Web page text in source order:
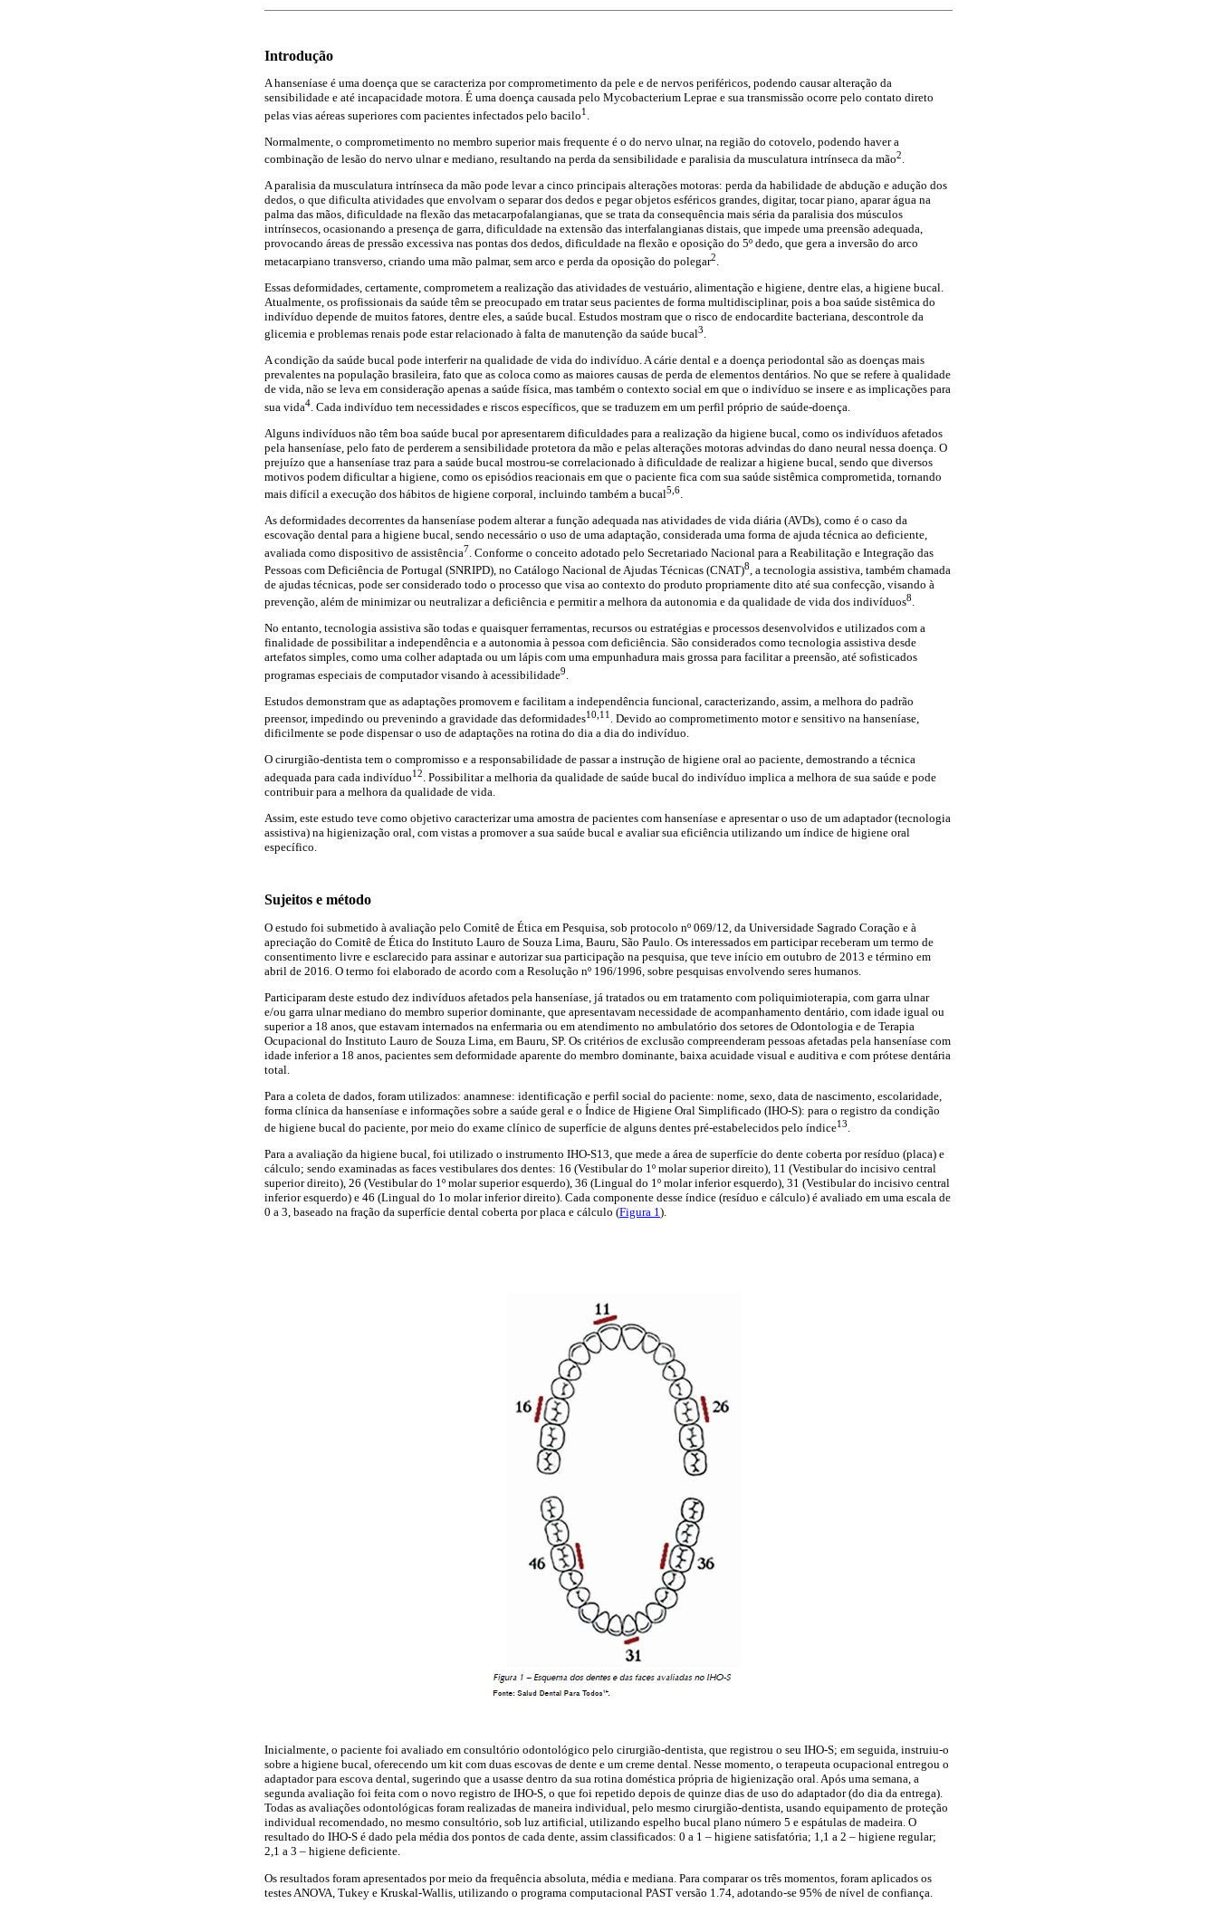
Introdução
A hanseníase é uma doença que se caracteriza por comprometimento da pele e de nervos periféricos, podendo causar alteração da
sensibilidade e até incapacidade motora. É uma doença causada pelo Mycobacterium Leprae e sua transmissão ocorre pelo contato direto
pelas vias aéreas superiores com pacientes infectados pelo bacilo1
Normalmente, o comprometimento no membro superior mais frequente é o do nervo ulnar, na região do cotovelo, podendo haver a
combinação de lesão do nervo ulnar e mediano, resultando na perda da sensibilidade e paralisia da musculatura intrínseca da mão2.
A paralisia da musculatura intrínseca da mão pode levar a cinco principais alterações motoras: perda da habilidade de abdução e adução dos
dedos, o que dificulta atividades que envolvam o separar dos dedos e pegar objetos esféricos grandes, digitar, tocar piano, aparar água na
palma das mãos, dificuldade na flexão das metacarpofalangianas, que se trata da consequência mais séria da paralisia dos músculos
intrínsecos, ocasionando a presença de garra, dificuldade na extensão das interfalangianas distais, que impede uma preensão adequada,
provocando áreas de pressão excessiva nas pontas dos dedos, dificuldade na flexão e oposição do 5º dedo, que gera a inversão do arco
metacarpiano transverso, criando uma mão palmar, sem arco e perda da oposição do polegar2
Essas deformidades, certamente, comprometem a realização das atividades de vestuário, alimentação e higiene, dentre elas, a higiene bucal.
Atualmente, os profissionais da saúde têm se preocupado em tratar seus pacientes de forma multidisciplinar, pois a boa saúde sistêmica do
indivíduo depende de muitos fatores, dentre eles, a saúde bucal. Estudos mostram que o risco de endocardite bacteriana, descontrole da
glicemia e problemas renais pode estar relacionado à falta de manutenção da saúde bucal3.
A condição da saúde bucal pode interferir na qualidade de vida do indivíduo. A cárie dental e a doença periodontal são as doenças mais
prevalentes na população brasileira, fato que as coloca como as maiores causas de perda de elementos dentários. No que se refere à qualidade
de vida, não se leva em consideração apenas a saúde física, mas também o contexto social em que o indivíduo se insere e as implicações para
sua vida4 . Cada indivíduo tem necessidades e riscos específicos, que se traduzem em um perfil próprio de saúde-doença.
Alguns indivíduos não têm boa saúde bucal por apresentarem dificuldades para a realização da higiene bucal, como os indivíduos afetados
pela hanseníase, pelo fato de perderem a sensibilidade protetora da mão e pelas alterações motoras advindas do dano neural nessa doença. O
prejuízo que a hanseníase traz para a saúde bucal mostrou-se correlacionado à dificuldade de realizar a higiene bucal, sendo que diversos
motivos podem dificultar a higiene, como os episódios reacionais em que o paciente fica com sua saúde sistêmica comprometida, tornando
mais difícil a execução dos hábitos de higiene corporal, incluindo também a bucal5,6.
As deformidades decorrentes da hanseníase podem alterar a função adequada nas atividades de vida diária (AVDs), como é o caso da
escovação dental para a higiene bucal, sendo necessário o uso de uma adaptação, considerada uma forma de ajuda técnica ao deficiente,
avaliada como dispositivo de assistência7 . Conforme o conceito adotado pelo Secretariado Nacional para a Reabilitação e Integração das
Pessoas com Deficiência de Portugal (SNRIPD), no Catálogo Nacional de Ajudas Técnicas (CNAT)8 , a tecnologia assistiva, também chamada
de ajudas técnicas, pode ser considerado todo o processo que visa ao contexto do produto propriamente dito até sua confecção, visando à
prevenção, além de minimizar ou neutralizar a deficiência e permitir a melhora da autonomia e da qualidade de vida dos indivíduos8.
No entanto, tecnologia assistiva são todas e quaisquer ferramentas, recursos ou estratégias e processos desenvolvidos e utilizados com a
finalidade de possibilitar a independência e a autonomia à pessoa com deficiência. São considerados como tecnologia assistiva desde
artefatos simples, como uma colher adaptada ou um lápis com uma empunhadura mais grossa para facilitar a preensão, até sofisticados
programas especiais de computador visando à acessibilidade9
Estudos demonstram que as adaptações promovem e facilitam a independência funcional, caracterizando, assim, a melhora do padrão
preensor, impedindo ou prevenindo a gravidade das deformidades10,11 . Devido ao comprometimento motor e sensitivo na hanseníase,
dificilmente se pode dispensar o uso de adaptações na rotina do dia a dia do indivíduo.
O cirurgião-dentista tem o compromisso e a responsabilidade de passar a instrução de higiene oral ao paciente, demostrando a técnica
adequada para cada indivíduo12 . Possibilitar a melhoria da qualidade de saúde bucal do indivíduo implica a melhora de sua saúde e pode
contribuir para a melhora da qualidade de vida.
Assim, este estudo teve como objetivo caracterizar uma amostra de pacientes com hanseníase e apresentar o uso de um adaptador (tecnologia
assistiva) na higienização oral, com vistas a promover a sua saúde bucal e avaliar sua eficiência utilizando um índice de higiene oral
específico.
Sujeitos e método
O estudo foi submetido à avaliação pelo Comitê de Ética em Pesquisa, sob protocolo nº 069/12, da Universidade Sagrado Coração e à
apreciação do Comitê de Ética do Instituto Lauro de Souza Lima, Bauru, São Paulo. Os interessados em participar receberam um termo de
consentimento livre e esclarecido para assinar e autorizar sua participação na pesquisa, que teve início em outubro de 2013 e término em
abril de 2016. O termo foi elaborado de acordo com a Resolução nº 196/1996, sobre pesquisas envolvendo seres humanos.
Participaram deste estudo dez indivíduos afetados pela hanseníase, já tratados ou em tratamento com poliquimioterapia, com garra ulnar
e/ou garra ulnar mediano do membro superior dominante, que apresentavam necessidade de acompanhamento dentário, com idade igual ou
superior a 18 anos, que estavam internados na enfermaria ou em atendimento no ambulatório dos setores de Odontologia e de Terapia
Ocupacional do Instituto Lauro de Souza Lima, em Bauru, SP. Os critérios de exclusão compreenderam pessoas afetadas pela hanseníase com
idade inferior a 18 anos, pacientes sem deformidade aparente do membro dominante, baixa acuidade visual e auditiva e com prótese dentária
total.
Para a coleta de dados, foram utilizados: anamnese: identificação e perfil social do paciente: nome, sexo, data de nascimento, escolaridade,
forma clínica da hanseníase e informações sobre a saúde geral e o Índice de Higiene Oral Simplificado (IHO-S): para o registro da condição
de higiene bucal do paciente, por meio do exame clínico de superfície de alguns dentes pré-estabelecidos pelo índice13.
Para a avaliação da higiene bucal, foi utilizado o instrumento IHO-S13, que mede a área de superfície do dente coberta por resíduo (placa) e
cálculo; sendo examinadas as faces vestibulares dos dentes: 16 (Vestibular do 1º molar superior direito), 11 (Vestibular do incisivo central
superior direito), 26 (Vestibular do 1º molar superior esquerdo), 36 (Lingual do 1º molar inferior esquerdo), 31 (Vestibular do incisivo central
inferior esquerdo) e 46 (Lingual do 1o molar inferior direito). Cada componente desse índice (resíduo e cálculo) é avaliado em uma escala de
0 a 3, baseado na fração da superfície dental coberta por placa e cálculo (Figura 1).
Inicialmente, o paciente foi avaliado em consultório odontológico pelo cirurgião-dentista, que registrou o seu IHO-S; em seguida, instruiu-o
sobre a higiene bucal, oferecendo um kit com duas escovas de dente e um creme dental. Nesse momento, o terapeuta ocupacional entregou o
adaptador para escova dental, sugerindo que a usasse dentro da sua rotina doméstica própria de higienização oral. Após uma semana, a
segunda avaliação foi feita com o novo registro de IHO-S, o que foi repetido depois de quinze dias de uso do adaptador (do dia da entrega).
Todas as avaliações odontológicas foram realizadas de maneira individual, pelo mesmo cirurgião-dentista, usando equipamento de proteção
individual recomendado, no mesmo consultório, sob luz artificial, utilizando espelho bucal plano número 5 e espátulas de madeira. O
resultado do IHO-S é dado pela média dos pontos de cada dente, assim classificados: 0 a 1 – higiene satisfatória; 1,1 a 2 – higiene regular;
2,1 a 3 – higiene deficiente.
Os resultados foram apresentados por meio da frequência absoluta, média e mediana. Para comparar os três momentos, foram aplicados os
testes ANOVA, Tukey e Kruskal-Wallis, utilizando o programa computacional PAST versão 1.74, adotando-se 95% de nível de confiança.